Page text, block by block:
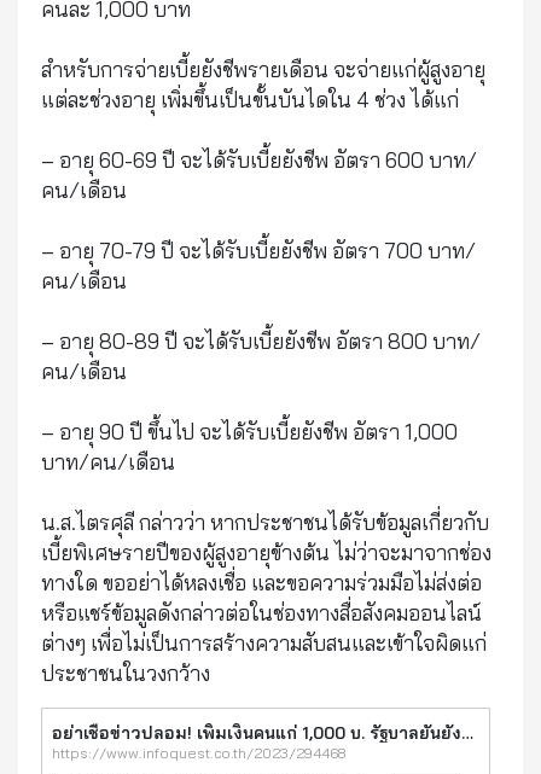
คนละ 1,000 บาท
สำหรับการจ่ายเบี้ยยังชีพรายเดือน จะจ่ายแก่ผู้สูงอายุ
แต่ละช่วงอายุ เพิ่มขึ้นเป็นขั้นบันไดใน 4 ช่วง ได้แก่
– อายุ 60-69 ปี จะได้รับเบี้ยยังชีพ อัตรา 600 บาท/
คน/เดือน
– อายุ 70-79 ปี จะได้รับเบี้ยยังชีพ อัตรา 700 บาท/
คน/เดือน
– อายุ 80-89 ปี จะได้รับเบี้ยยังชีพ อัตรา 800 บาท/
คน/เดือน
– อายุ 90 ปี ขึ้นไป จะได้รับเบี้ยยังชีพ อัตรา 1,000
บาท/คน/เดือน
น.ส.ไตรศุลี กล่าวว่า หากประชาชนได้รับข้อมูลเกี่ยวกับ
เบี้ยพิเศษรายปีของผู้สูงอายุข้างต้น ไม่ว่าจะมาจากช่อง
ทางใด ขออย่าได้หลงเชื่อ และขอความร่วมมือไม่ส่งต่อ
หรือแชร์ข้อมูลดังกล่าวต่อในช่องทางสื่อสังคมออนไลน์
ต่างๆ เพื่อไม่เป็นการสร้างความสับสนและเข้าใจผิดแก่
ประชาชนในวงกว้าง
อย่าเชื่อข่าวปลอม! เพิ่มเงินคนแก่ 1,000 บ. รัฐบาลยันยังรับเท่าเดิม : อินโฟเควสท์
https://www.infoquest.co.th/2023/294468